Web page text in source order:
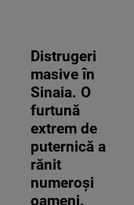
Distrugeri
masive în
Sinaia. O
furtună
extrem de
puternică a
rănit
numeroși
oameni.